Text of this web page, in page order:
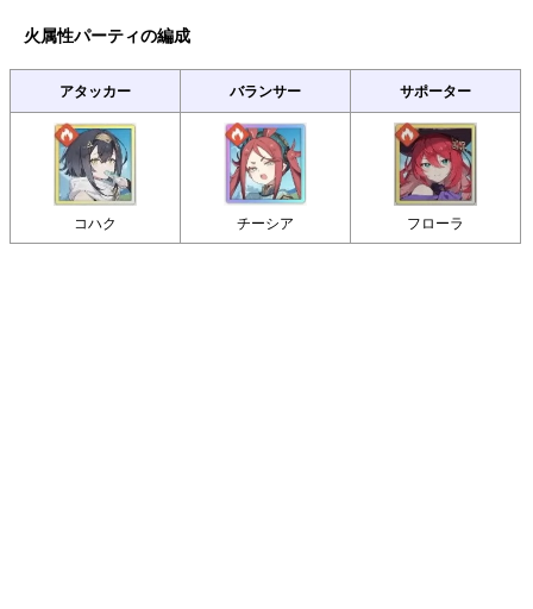
火属性パーティの編成
アタッカー バランサー サポーター
コハク チーシア フローラ